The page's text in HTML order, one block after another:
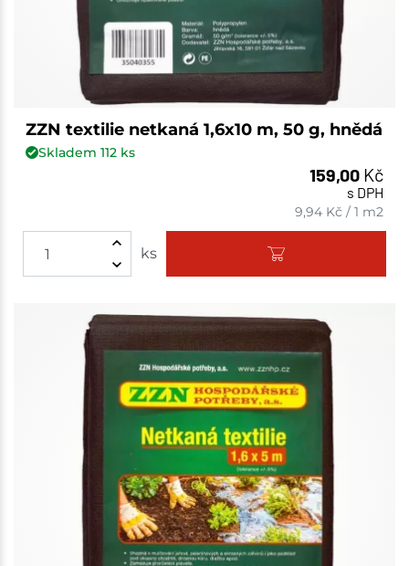
ZZN textilie netkaná 1,6x10 m, 50 g, hnědá
Skladem 112ks
159,00 Kč
s DPH
9,94 Kč /1 m2
ks